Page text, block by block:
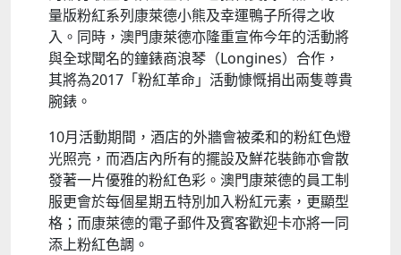
量版粉紅系列康萊德小熊及幸運鴨子所得之收
入。同時，澳門康萊德亦隆重宣佈今年的活動將
與全球聞名的鐘錶商浪琴（Longines）合作，
其將為2017「粉紅革命」活動慷慨捐出兩隻尊貴
腕錶。
10月活動期間，酒店的外牆會被柔和的粉紅色燈
光照亮，而酒店內所有的擺設及鮮花裝飾亦會散
發著一片優雅的粉紅色彩。澳門康萊德的員工制
服更會於每個星期五特別加入粉紅元素，更顯型
格；而康萊德的電子郵件及賓客歡迎卡亦將一同
添上粉紅色調。